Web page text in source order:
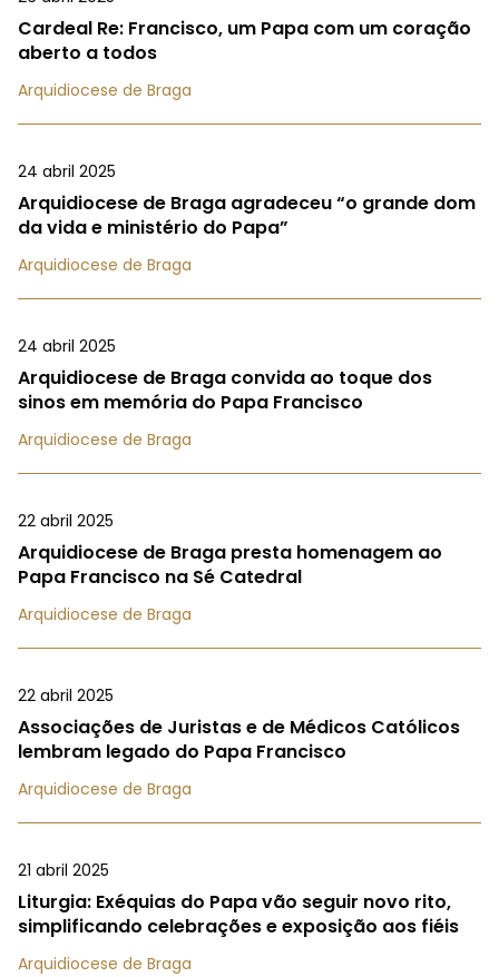
Cardeal Re: Francisco, um Papa com um coração
aberto a todos
Arquidiocese de Braga
24 abril 2025
Arquidiocese de Braga agradeceu “o grande dom
da vida e ministério do Papa”
Arquidiocese de Braga
24 abril 2025
Arquidiocese de Braga convida ao toque dos
sinos em memória do Papa Francisco
Arquidiocese de Braga
22 abril 2025
Arquidiocese de Braga presta homenagem ao
Papa Francisco na Sé Catedral
Arquidiocese de Braga
22 abril 2025
Associações de Juristas e de Médicos Católicos
lembram legado do Papa Francisco
Arquidiocese de Braga
21 abril 2025
Liturgia: Exéquias do Papa vão seguir novo rito,
simplificando celebrações e exposição aos fiéis
Arquidiocese de Braga